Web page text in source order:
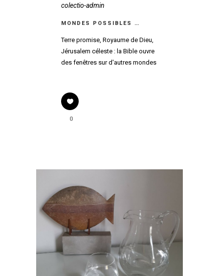
colectio-admin
MONDES POSSIBLES …
Terre promise, Royaume de Dieu,
Jérusalem céleste : la Bible ouvre
des fenêtres sur d'autres mondes
0